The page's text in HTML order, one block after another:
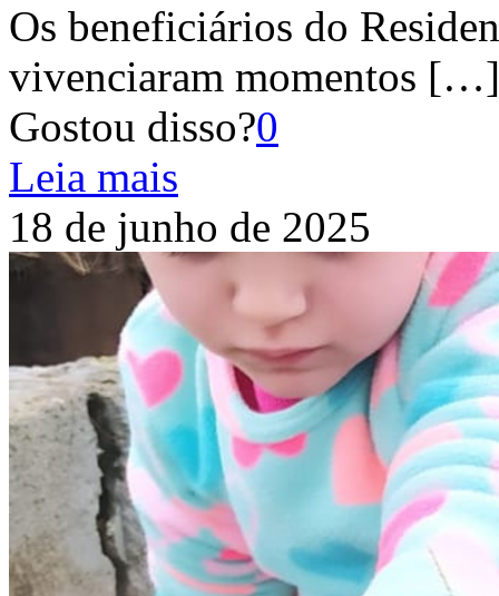
Os beneficiários do
vivenciaram momentos […]
Gostou disso?0
Leia mais
18 de junho de 2025